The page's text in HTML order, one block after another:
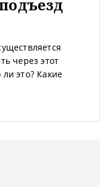
через этот
это? Какие